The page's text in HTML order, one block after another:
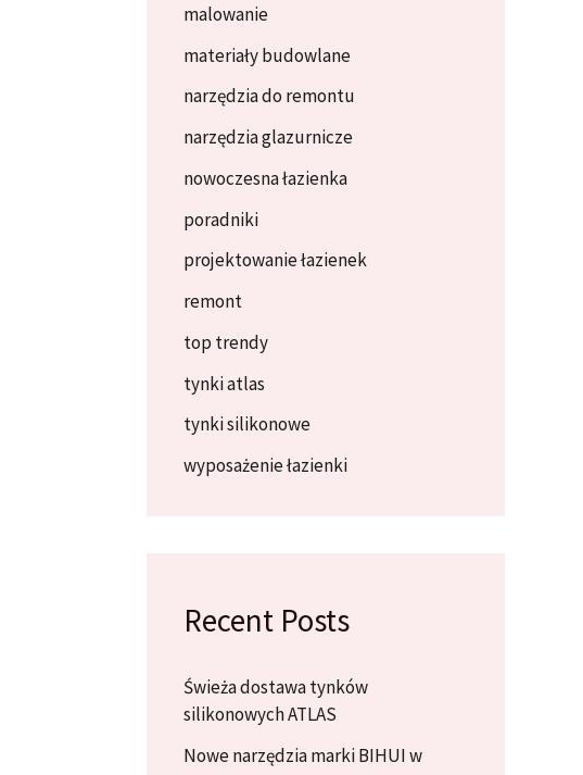
malowanie
materiały budowlane
narzędzia do remontu
narzędzia glazurnicze
nowoczesna łazienka
poradniki
projektowanie łazienek
remont
top trendy
tynki atlas
tynki silikonowe
wyposażenie łazienki
Recent Posts
Świeża dostawa tynków
silikonowych ATLAS
Nowe narzędzia marki BIHUI w